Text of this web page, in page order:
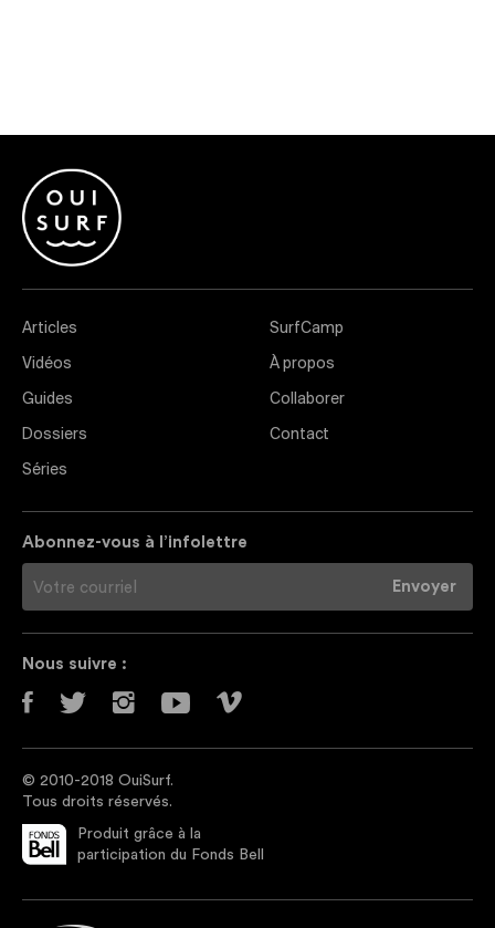
Articles
Vidéos
Guides
Dossiers
Séries
SurfCamp
À propos
Collaborer
Contact
Abonnez-vous à l’infolettre
Nous suivre :
© 2010-2018 OuiSurf.
Tous droits réservés.
Produit grâce à la
participation du Fonds Bell